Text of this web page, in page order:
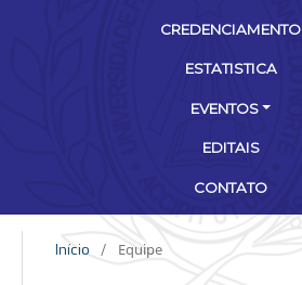
CREDENCIAMENTO
ESTATISTICA
EVENTOS
EDITAIS
CONTATO
Início / Equipe